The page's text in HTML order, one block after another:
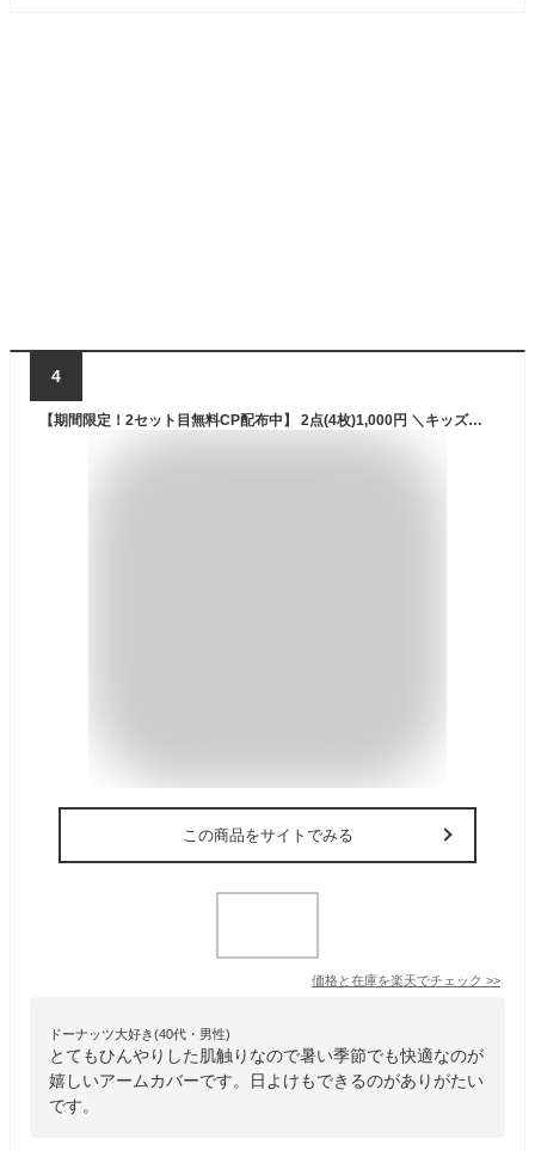
4
【期間限定！2セット目無料CP配布中】 2点(4枚)1,000円 ＼キッズ〜大きめサイズまで/日焼け対策／ アームカバー 接触冷感 UVカット率99％ メンズ レディース 子供用 冷感 UV 運転 アーム カバー アームウォーマー 紫外線 ロング 伸縮性 おしゃれ 手袋 腕カバー
この商品をサイトでみる
価格と在庫を楽天でチェック >>
ドーナッツ大好き(40代・男性)
とてもひんやりした肌触りなので暑い季節でも快適なのが
嬉しいアームカバーです。日よけもできるのがありがたい
です。